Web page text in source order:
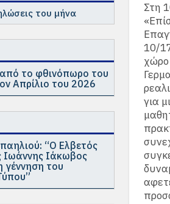
του μήνα
το φθινόπωρο του
Απρίλιο του 2026
“Ο Ελβετός
Ιωάννης Ιάκωβος
γέννηση του
Στη
10/
χώρο
για